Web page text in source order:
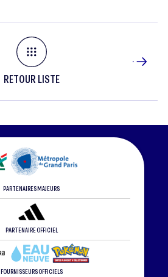
RETOUR LISTE
PARTENAIRES MAJEURS
PARTENAIRE OFFICIEL
FOURNISSEURS OFFICIELS